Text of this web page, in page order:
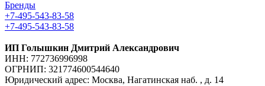
Бренды
+7-495-543-83-58
+7-495-543-83-58
ИП Голышкин Дмитрий Александрович
ИНН: 772736996998
ОГРНИП: 321774600544640
Юридический адрес: Москва, Нагатинская наб. , д. 14